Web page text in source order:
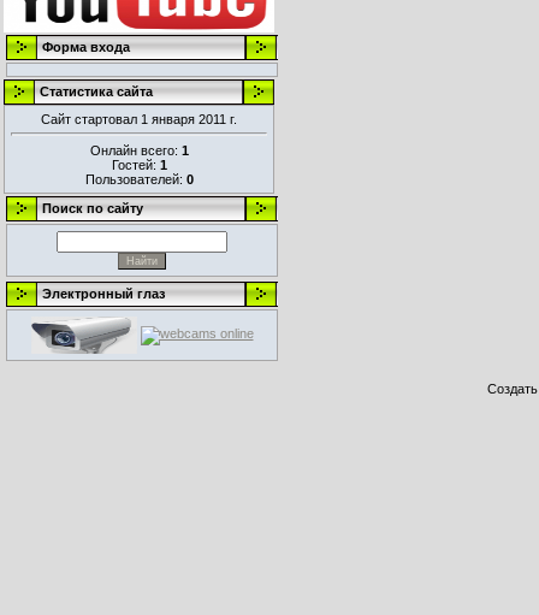
Форма входа
Статистика сайта
Сайт стартовал 1 января 2011 г.
Онлайн всего: 1
Гостей: 1
Пользователей: 0
Поиск по сайту
Электронный глаз